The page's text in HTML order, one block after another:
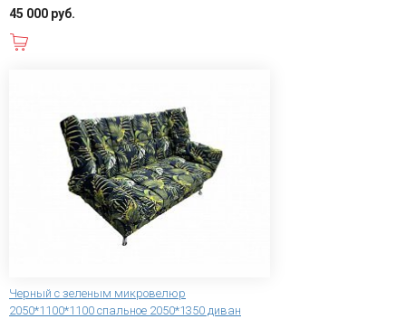
45 000 руб.
Черный с зеленым микровелюр
2050*1100*1100 спальное 2050*1350 диван